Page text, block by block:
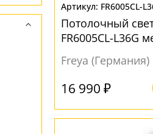
FR6005CL-
Потолочный
FR6005CL-L36G
Freya (Германия)
16 990 ₽